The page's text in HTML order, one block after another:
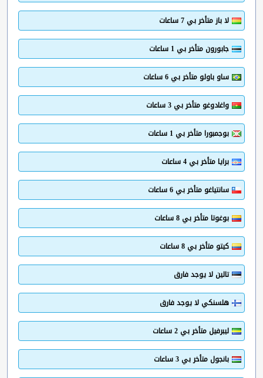
لا باز متأخر بي 7 ساعات
جابورون متأخر بي 1 ساعات
ساو باولو متأخر بي 6 ساعات
واغادوغو متأخر بي 3 ساعات
بوجمبورا متأخر بي 1 ساعات
برايا متأخر بي 4 ساعات
سانتياغو متأخر بي 6 ساعات
بوغوتا متأخر بي 8 ساعات
كيتو متأخر بي 8 ساعات
تالين لا يوجد فارق
هلسنكي لا يوجد فارق
ليبرفيل متأخر بي 2 ساعات
بانجول متأخر بي 3 ساعات